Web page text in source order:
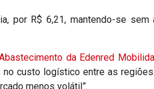
por R$ 6,21, mantendo-se sem
da Edenred
custo logístico entre as
menos volátil”.